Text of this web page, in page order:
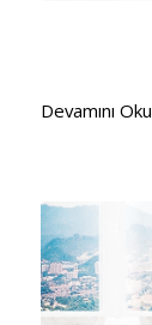
Devamını Oku